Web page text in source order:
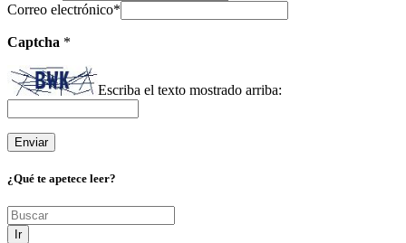
Correo electrónico*
Captcha *
Escriba el texto mostrado arriba:
¿Qué te apetece leer?
Ir